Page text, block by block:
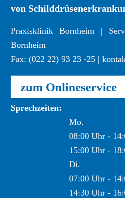
von
Praxisklinik Bornheim |
Bornheim
Fax: (022 22) 93 23 -25 |
zum Onlineservice
Sprechzeiten:
Mo.
08:00 Uhr -
15:00 Uhr -
Di.
07:00 Uhr -
14:30 Uhr -